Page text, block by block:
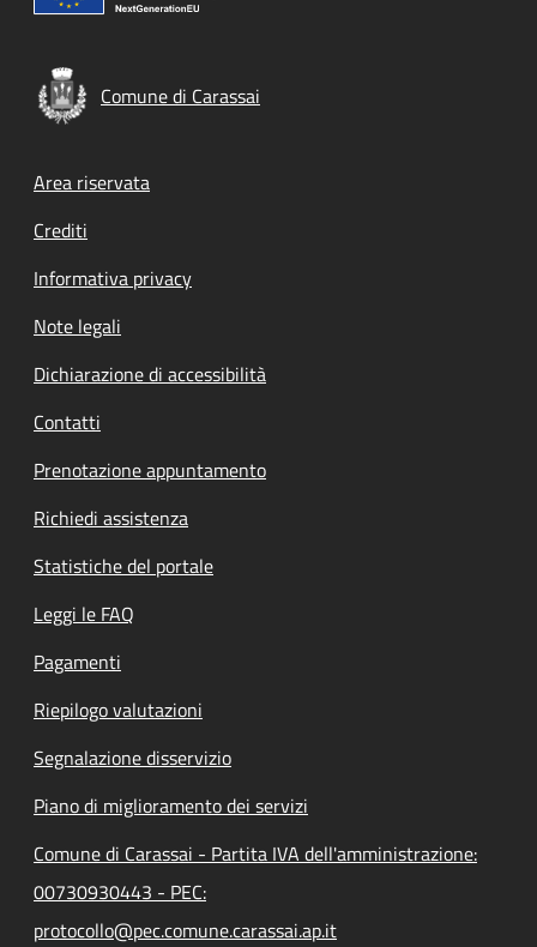
Comune di Carassai
Footer menu
Area riservata
Crediti
Informativa privacy
Note legali
Dichiarazione di accessibilità
Contatti
Prenotazione appuntamento
Richiedi assistenza
Statistiche del portale
Leggi le FAQ
Pagamenti
Riepilogo valutazioni
Segnalazione disservizio
Piano di miglioramento dei servizi
Comune di Carassai - Partita IVA dell'amministrazione:
00730930443 - PEC:
protocollo@pec.comune.carassai.ap.it